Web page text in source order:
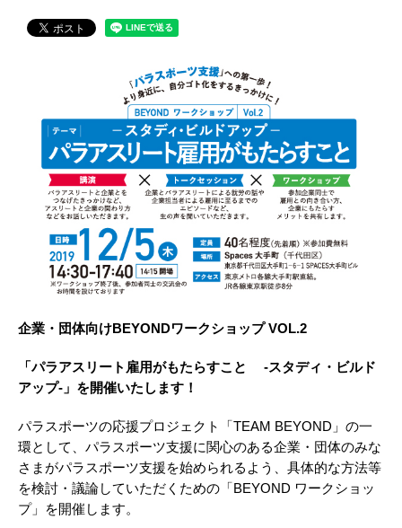
企業・団体向けBEYONDワークショップ VOL.2
「パラアスリート雇用がもたらすこと -スタディ・ビルド
アップ-」を開催いたします！
パラスポーツの応援プロジェクト「TEAM BEYOND」の一
環として、パラスポーツ支援に関心のある企業・団体のみな
さまがパラスポーツ支援を始められるよう、具体的な方法等
を検討・議論していただくための「BEYOND ワークショッ
プ」を開催します。